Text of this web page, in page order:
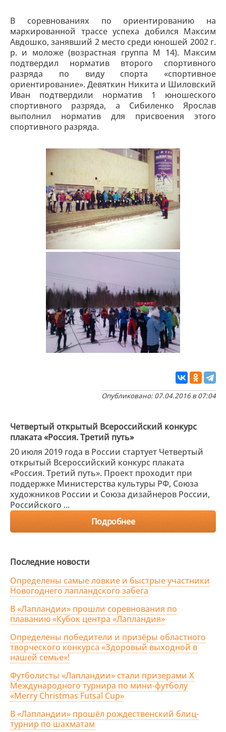
В соревнованиях по ориентированию на
маркированной трассе успеха добился Максим
Авдошко, занявший 2 место среди юношей 2002 г.
р. и моложе (возрастная группа М 14). Максим
подтвердил норматив второго спортивного
разряда по виду спорта «спортивное
ориентирование». Девяткин Никита и Шиловский
Иван подтвердили норматив 1 юношеского
спортивного разряда, а Сибиленко Ярослав
выполнил норматив для присвоения этого
спортивного разряда.
Опубликовано: 07.04.2016 в 07:04
Четвертый открытый Всероссийский конкурс
плаката «Россия. Третий путь»
20 июля 2019 года в России стартует Четвертый
открытый Всероссийский конкурс плаката
«Россия. Третий путь». Проект проходит при
поддержке Министерства культуры РФ, Союза
художников России и Союза дизайнеров России,
Российского ...
Подробнее
Последние новости
Определены самые ловкие и быстрые участники
Новогоднего лапландского забега
В «Лапландии» прошли соревнования по
плаванию «Кубок центра «Лапландия»
Определены победители и призёры областного
творческого конкурса «Здоровый выходной в
нашей семье»!
Футболисты «Лапландии» стали призерами X
Международного турнира по мини-футболу
«Merry Christmas Futsal Cup»
В «Лапландии» прошёл рождественский блиц-
турнир по шахматам